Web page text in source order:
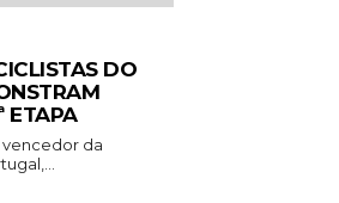
DO
ETAPA
vencedor da